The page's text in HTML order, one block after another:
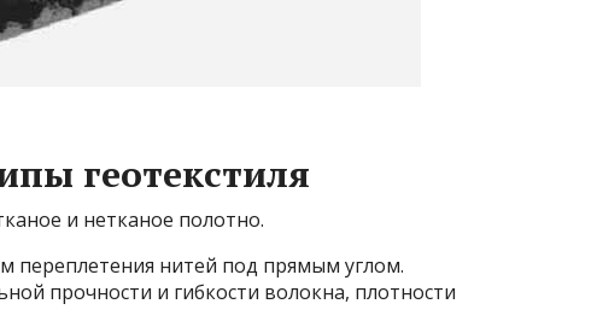
геотекстиля
и нетканое полотно.
переплетения нитей под прямым углом.
прочности и гибкости волокна, плотности